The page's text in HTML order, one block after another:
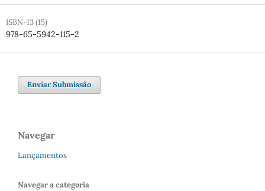
ISBN-13 (15)
978-65-5942-115-2
Enviar Submissão
Navegar
Lançamentos
Navegar a categoria